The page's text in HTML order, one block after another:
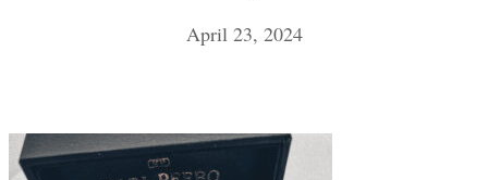
April 23, 2024